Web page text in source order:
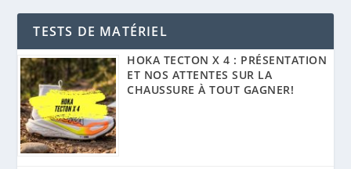
TESTS DE MATÉRIEL
HOKA TECTON X 4 : PRÉSENTATION
ET NOS ATTENTES SUR LA
CHAUSSURE À TOUT GAGNER!